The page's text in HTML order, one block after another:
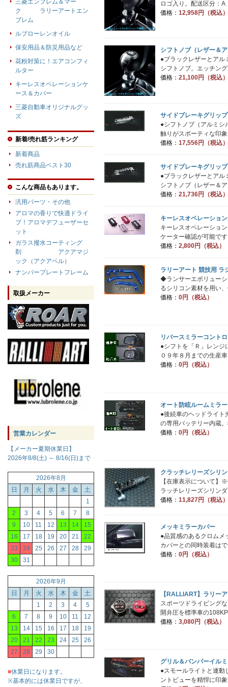
ロゴ入り。配送区分：A
価格： 12,958円（税込）
シフトノブ（レザー＆
●ブラックレザーとアル
シフトノブ。エッチン
価格： 21,100円（税込）
サイドブレーキグリッ
●シフトノブ（アルミシ
触りがスポーティな印
価格： 17,556円（税込）
サイドブレーキグリッ
●ブラックレザーとアル
シフトノブ（レザー＆
価格： 21,736円（税込）
キーレスオペレーショ
キーレスオペレーショ
ケーター確認が可能で
価格： 2,800円（税込）
ラリーアート 競技用 ラ
◆ランサーエボリューシ
るシリコン素材を用い
価格： 0円（税込）
リバースミラーコント
●シフトを「Ｒ」レン
０９年８月までの生産
価格： 0円（税込）
オート防眩ルームミラー
●後続車のヘッドライト
の専用バッテリー内蔵
価格： 0円（税込）
クラッチレリーズシリ
【在庫表示について】
ラッチレリーズシリン
価格： 11,827円（税込）
メッキミラーカバー
●品質感のあるクロム
カバーとの同時装着は
価格： 0円（税込）
【RALLIART】ラリー
スポーツドライビング
開弁圧を標準車の
価格： 3,080円（税込）
グリル＆バンパーイル
●スモールライトと連動
ントビューを精悍に印
三菱エンブレム＆マー
ク ラリーアートエン
ブレム
ルブローレンオイル
保安用品＆防災用品など
花粉対策に！エアコンフィ
ルター
キーレスオペレーションケ
ース＆カバー
三菱自動車オリジナルグッ
ズ
新着/売れ筋ランキング
新着商品
売れ筋商品ベスト30
こんな商品もあります。
汎用パーツ・その他
アロマの香りで快適ドライ
ブ！アロマデフューザーセ
ット
ガラス撥水コーティング
剤 アクアマジ
ック（アクアペル）
ナンバープレートフレーム
取扱メーカー
営業カレンダー
【メーカー夏期休業日】
2026年8/8(土) ～ 8/16(日)まで
2026年8月
日
月 火 水 木 金
土
1
2
3 4 5 6 7
8
9
10 11 12 13 14
15
16
17 18 19 20 21
22
23
24 25 26 27 28
29
30
31
2026年9月
日
月 火 水 木 金
土
1
2 3 4
5
6
7 8 9 10 11
12
13
14 15 16 17 18
19
20
21 22 23 24 25
26
27
28 29 30
■休業日になります。
※基本的には休業日ですが、